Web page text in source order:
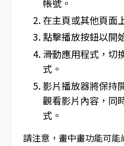
帳號。
在主頁或其他頁面
點擊播放按鈕以開
滑動應用程式，切
式。
影片播放器將保持
觀看影片內容，同
式。
請注意，畫中畫功能可